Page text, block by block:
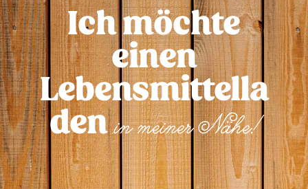
Ich möchte
einen
Lebensmittella
denin meiner Nähe!